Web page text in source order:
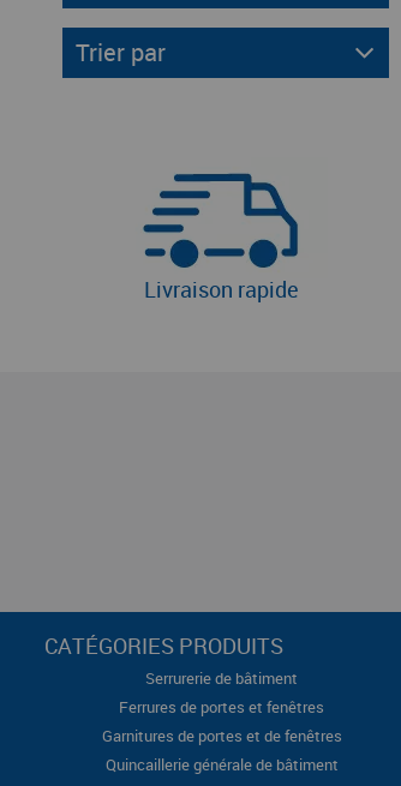
Trier par
Livraison rapide
CATÉGORIES PRODUITS
Serrurerie de bâtiment
Ferrures de portes et fenêtres
Garnitures de portes et de fenêtres
Quincaillerie générale de bâtiment